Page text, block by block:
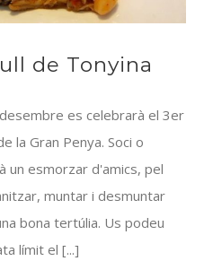
de Tonyina
es celebrarà el 3er
la Gran Penya. Soci o
un esmorzar d'amics, pel
muntar i desmuntar
bona tertúlia. Us podeu
límit el [...]